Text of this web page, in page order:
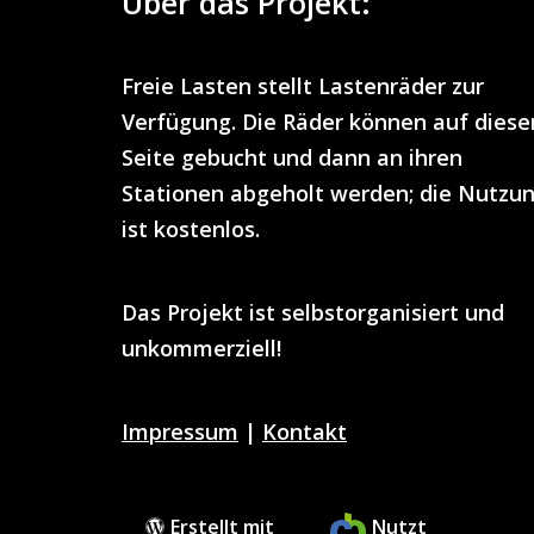
Freie Lasten stellt Lastenräder zur
Verfügung. Die Räder können auf
Seite gebucht und dann an ihren
Stationen abgeholt werden; die
ist kostenlos.
Das Projekt ist selbstorganisiert und
unkommerziell!
Impressum | Kontakt
Erstellt mit Nutzt